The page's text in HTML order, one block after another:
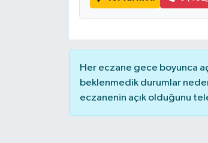
Her eczane gece boyunca
beklenmedik durumlar
eczanenin açık olduğunu